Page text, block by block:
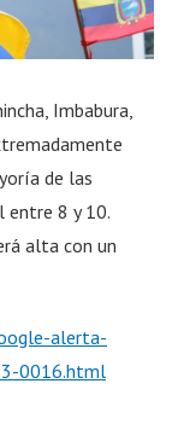
Imbabura,
de las
entre 8 y 10.
alta con un
alerta-
0016.html